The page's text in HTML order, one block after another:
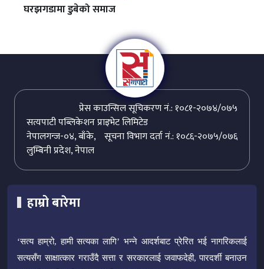
घरझगडामा डुबेको समाज
प्रेस काउन्सिल सूचिकरण नं.: १०८१-२०७४/०७५
सत्यपाटी पब्लिकेशन प्राइभेट लिमिटेड
सूचना विभाग दर्ता नं.: १०८६-२०७५/०७६
नेपालगन्ज-०४, बाँके,
लुम्बिनी प्रदेश, नेपाल
हाम्रो बारेमा
‘सत्य हाम्रो, हामी सत्यका लागि’ भन्ने आदर्शबाट प्रेरित भई नागरिकलाई
सत्यसँग साक्षात्कार गराउँदै सत्ता र सरकारलाई जवाफदेही, पारदर्शी बनाउन